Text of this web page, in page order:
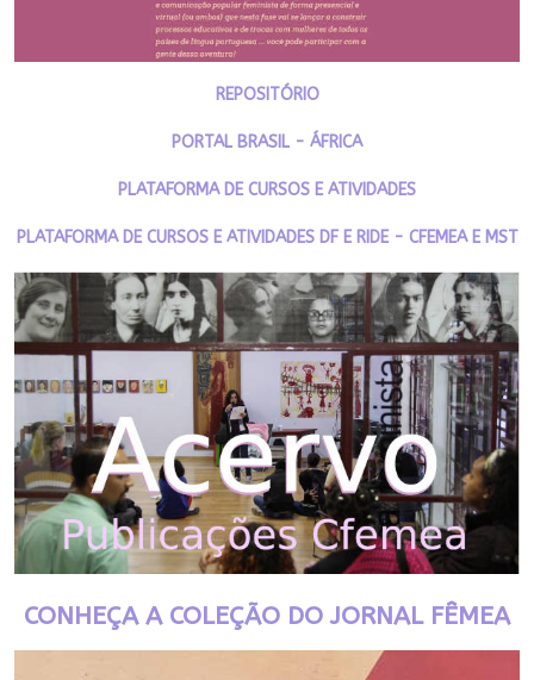
REPOSITÓRIO
PORTAL BRASIL - ÁFRICA
PLATAFORMA DE CURSOS E ATIVIDADES
PLATAFORMA DE CURSOS E ATIVIDADES DF E RIDE - CFEMEA E MST
CONHEÇA A COLEÇÃO DO JORNAL FÊMEA